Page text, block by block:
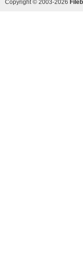
Copyright © 2003-2026